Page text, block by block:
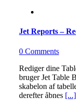
Jet Reports –
0 Comments
Rediger dine
bruger Jet Table
skabelon af
derefter åbnes [...]